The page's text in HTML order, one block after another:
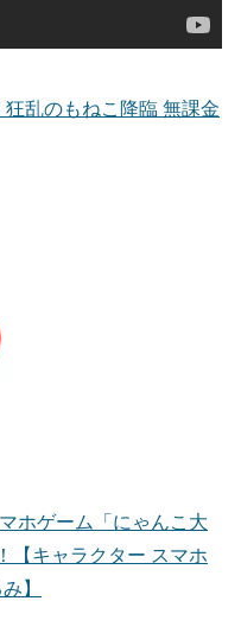
狂乱のもねこ降臨 無課金
ホゲーム「にゃんこ大
【キャラクター スマホ
】